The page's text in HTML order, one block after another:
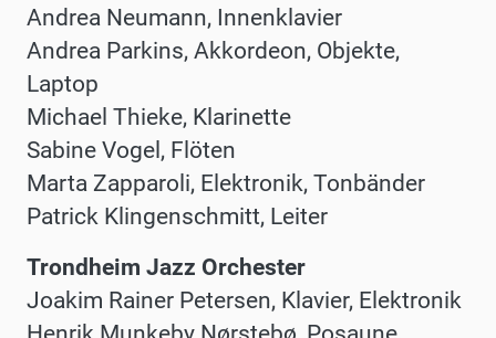
Andrea Neumann, Innenklavier
Andrea Parkins, Akkordeon, Objekte,
Laptop
Michael Thieke, Klarinette
Sabine Vogel, Flöten
Marta Zapparoli, Elektronik, Tonbänder
Patrick Klingenschmitt, Leiter
Trondheim Jazz Orchester
Joakim Rainer Petersen, Klavier, Elektronik